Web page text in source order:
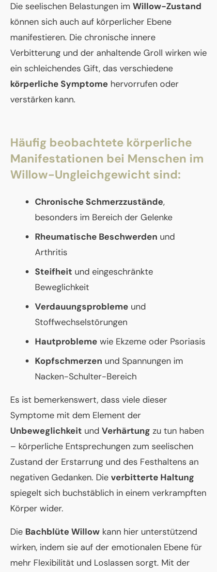
Die seelischen Belastungen im Willow-Zustand
können sich auch auf körperlicher Ebene
manifestieren. Die chronische innere
Verbitterung und der anhaltende Groll wirken wie
ein schleichendes Gift, das verschiedene
körperliche Symptome hervorrufen oder
verstärken kann.
Häufig beobachtete körperliche
Manifestationen bei Menschen im
Willow-Ungleichgewicht sind:
Chronische Schmerzzustände,
besonders im Bereich der Gelenke
Rheumatische Beschwerden und
Arthritis
Steifheit und eingeschränkte
Beweglichkeit
Verdauungsprobleme und
Stoffwechselstörungen
Hautprobleme wie Ekzeme oder Psoriasis
Kopfschmerzen und Spannungen im
Nacken-Schulter-Bereich
Es ist bemerkenswert, dass viele dieser
Symptome mit dem Element der
Unbeweglichkeit und Verhärtung zu tun haben
– körperliche Entsprechungen zum seelischen
Zustand der Erstarrung und des Festhaltens an
negativen Gedanken. Die verbitterte Haltung
spiegelt sich buchstäblich in einem verkrampften
Körper wider.
Die Bachblüte Willow kann hier unterstützend
wirken, indem sie auf der emotionalen Ebene für
mehr Flexibilität und Loslassen sorgt. Mit der